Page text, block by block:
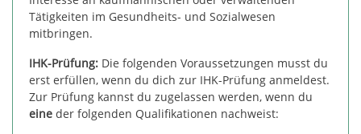
Tätigkeiten im Gesundheits- und Sozialwesen
mitbringen.
IHK-Prüfung: Die folgenden Voraussetzungen musst du
erst erfüllen, wenn du dich zur IHK-Prüfung anmeldest.
Zur Prüfung kannst du zugelassen werden, wenn du
eine der folgenden Qualifikationen nachweist: